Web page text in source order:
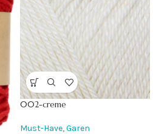
002-creme
Must-Have,Garen